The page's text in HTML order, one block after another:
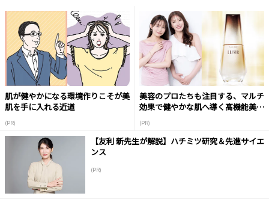
肌が健やかになる環境作りこそが美
肌を手に入れる近道
(PR)
美容のプロたちも注目する、マルチ
効果で健やかな肌へ導く高機能美容
(PR)
【友利 新先生が解説】ハチミツ研究＆先進サイエ
ンス
(PR)